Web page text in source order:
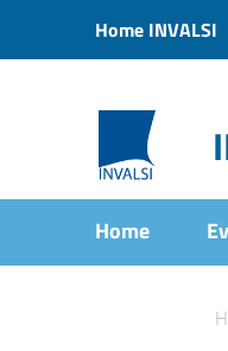
Vai al menu di
Home INVALSI
Home